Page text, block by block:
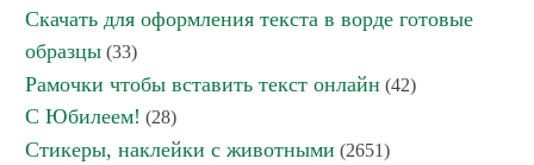
Скачать для оформления текста в ворде готовые
образцы (33)
Рамочки чтобы вставить текст онлайн (42)
С Юбилеем! (28)
Стикеры, наклейки с животными (2651)